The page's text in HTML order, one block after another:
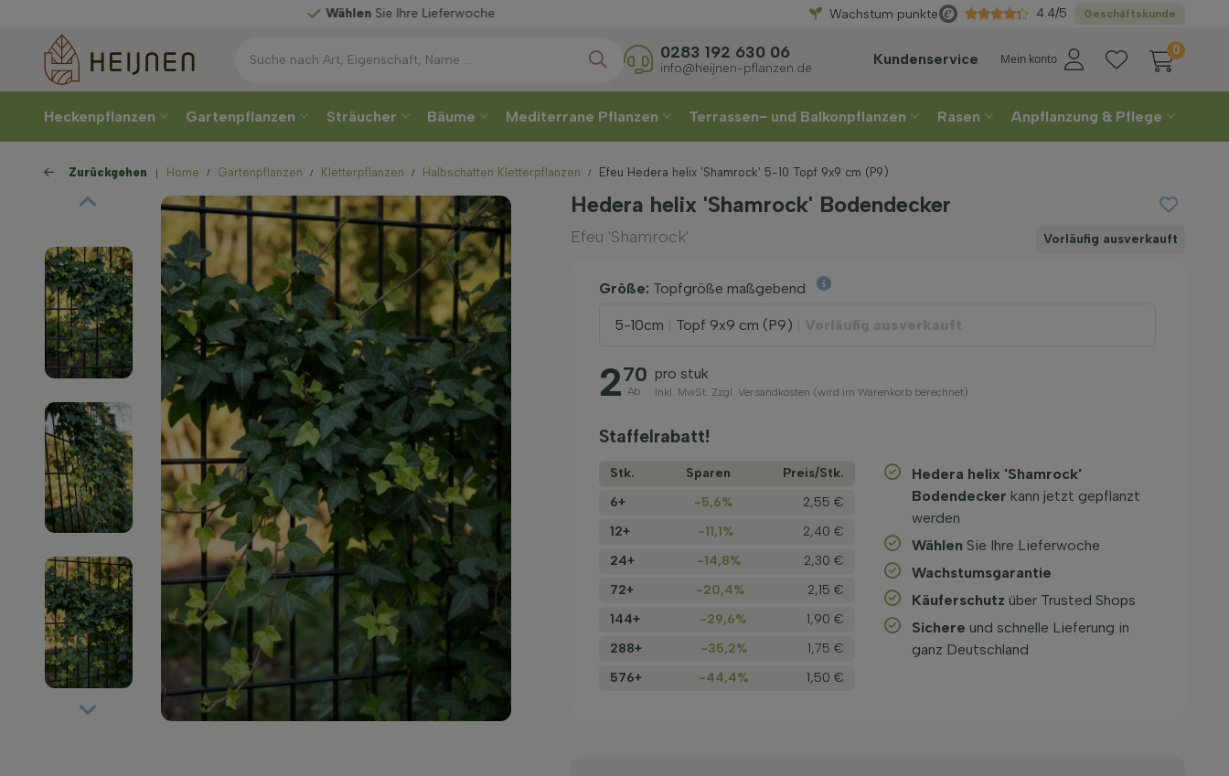
Sie Ihre Lieferwoche Direktaus der Gärtnerei
Wachstum punkte Geschäftskunde
4.4/5
Kundenservice Mein konto
0
0283 192 630 06
info@heijnen-pflanzen.de
Heckenpflanzen Gartenpflanzen Sträucher Bäume Mediterrane Pflanzen Terrassen- und Balkonpflanzen Rasen Anpflanzung & Pflege
Zurückgehen Home Gartenpflanzen Kletterpflanzen Halbschatten Kletterpflanzen Efeu Hedera helix 'Shamrock' 5-10 Topf 9x9 cm (P9)
Hedera helix 'Shamrock' Bodendecker
Efeu 'Shamrock' Vorläufig ausverkauft
Größe: Topfgröße maßgebend
5-10cm Topf 9x9 cm (P9)
270
Ab
pro stuk
Inkl. MwSt. Zzgl. Versandkosten (wird im Warenkorb berechnet)
Staffelrabatt!
Stk. Sparen
Preis/­Stk.
6+
-5,6%
2,55 €
12+
-11,1%
2,40 €
24+
-14,8%
2,30 €
72+
-20,4%
2,15 €
144+
-29,6%
1,90 €
288+
-35,2%
1,75 €
576+
-44,4% 1,50 €
Hedera helix 'Shamrock'
Bodendecker kann jetzt gepflanzt
werden
Wählen Sie Ihre Lieferwoche
Wachstums­garantie
Käuferschutz über Trusted Shops
Sichere und schnelle Lieferung in
ganz Deutschland